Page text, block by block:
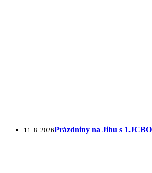
11. 8. 2026Prázdniny na Jihu s 1.JCBO